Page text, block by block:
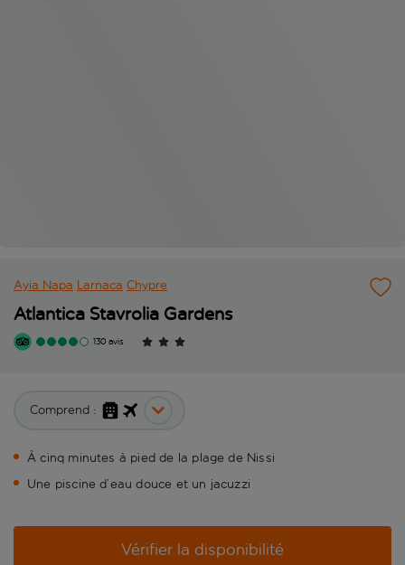
Ayia Napa Larnaca Chypre
Atlantica Stavrolia Gardens
130 avis
Comprend :
À cinq minutes à pied de la plage de Nissi
Une piscine d’eau douce et un jacuzzi
Vérifier la disponibilité